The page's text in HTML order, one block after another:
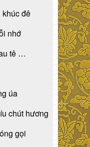
khúc đê
nhớ
tê …
úa
chút hương
gọi